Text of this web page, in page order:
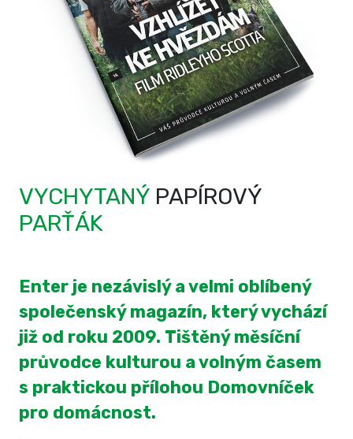
VYCHYTANÝ PAPÍROVÝ
PARŤÁK
Enter je nezávislý a velmi oblíbený
společenský magazín, který vychází
již od roku 2009. Tištěný měsíční
průvodce kulturou a volným časem
s praktickou přílohou Domovníček
pro domácnost.